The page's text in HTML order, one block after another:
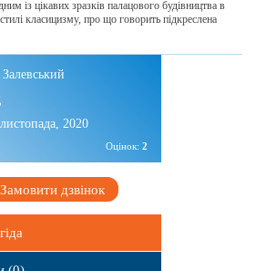
із цікавих зразків палацового будівництва в
класицизму, про що говорить підкреслена
2020
Оцінок: 2
Замовити дзвінок